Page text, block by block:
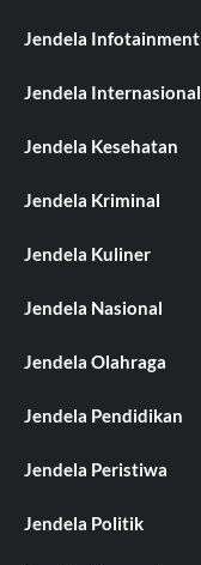
Jendela Infotainment
Jendela Internasional
Jendela Kesehatan
Jendela Kriminal
Jendela Kuliner
Jendela Nasional
Jendela Olahraga
Jendela Pendidikan
Jendela Peristiwa
Jendela Politik